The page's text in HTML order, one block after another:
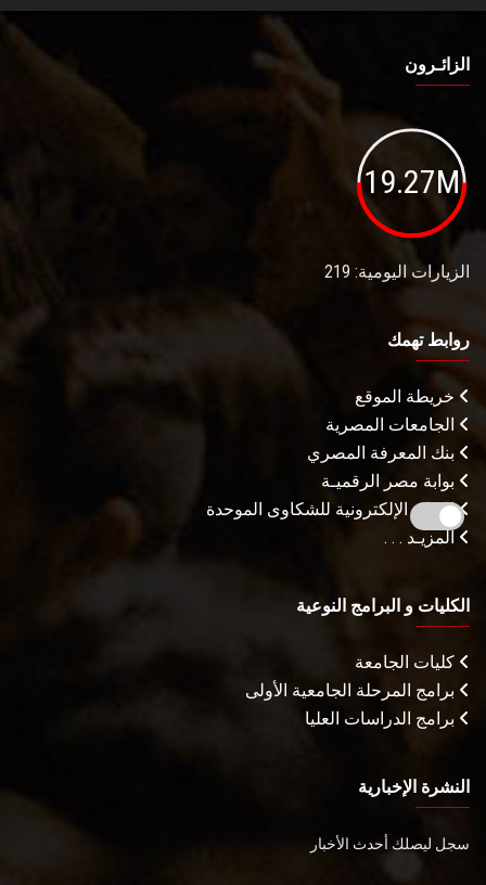
الزائـرون
19.27M
الزيارات اليومية: 219
روابط تهمك
خريطة الموقع
الجامعات المصرية
بنك المعرفة المصري
بوابة مصر الرقميـة
البوابة الإلكترونية للشكاوى الموحدة
المزيـد . . .
الكليات و البرامج النوعية
كليات الجامعة
برامج المرحلة الجامعية الأولى
برامج الدراسات العليا
النشرة الإخبارية
سجل ليصلك أحدث الأخبار